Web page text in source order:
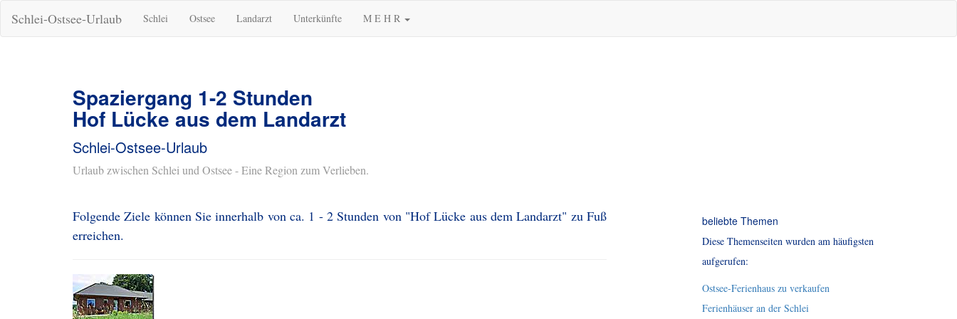
Schlei-Ostsee-Urlaub Schlei Ostsee Landarzt Unterkünfte M E H R
Spaziergang 1-2 Stunden
Hof Lücke aus dem Landarzt
Schlei-Ostsee-Urlaub
Urlaub zwischen Schlei und Ostsee - Eine Region zum Verlieben.
Folgende Ziele können Sie innerhalb von ca. 1 - 2 Stunden von "Hof Lücke aus dem Landarzt" zu Fuß
erreichen.
beliebte Themen
Diese Themenseiten wurden am häufigsten
aufgerufen:
Ostsee-Ferienhaus zu verkaufen
Ferienhäuser an der Schlei